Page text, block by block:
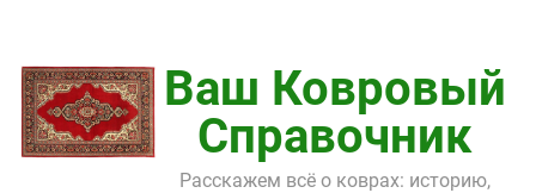
содержимому
Ваш Ковровый
Справочник
Расскажем всё о коврах: историю,